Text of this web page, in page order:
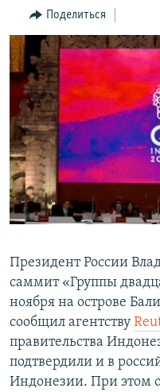
Вернутся
поиску
КЫРГЫЗЧА
ЎЗБЕКЧА
ТОҶИКӢ
TÜRKMENÇE
Все сайты РСЕ/РС
Поделиться
Президент России
саммит «Группы
ноября на острове
сообщил агентству
правительства
подтвердили и в
Индонезии. При этом